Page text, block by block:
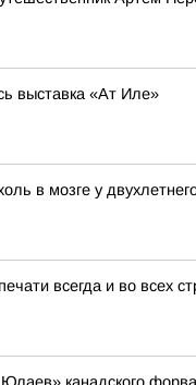
выставка «Ат Иле»
в мозге у
всегда и во всех